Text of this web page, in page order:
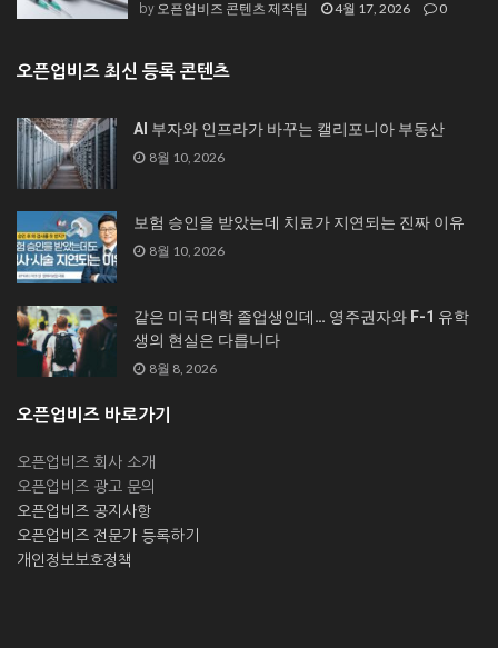
by 오픈업비즈 콘텐츠 제작팀 4월 17, 2026 0
오픈업비즈 최신 등록 콘텐츠
AI 부자와 인프라가 바꾸는 캘리포니아 부동산
8월 10, 2026
보험 승인을 받았는데 치료가 지연되는 진짜 이유
8월 10, 2026
같은 미국 대학 졸업생인데… 영주권자와 F-1 유학
생의 현실은 다릅니다
8월 8, 2026
오픈업비즈 바로가기
오픈업비즈 회사 소개
오픈업비즈 광고 문의
오픈업비즈 공지사항
오픈업비즈 전문가 등록하기
개인정보보호정책